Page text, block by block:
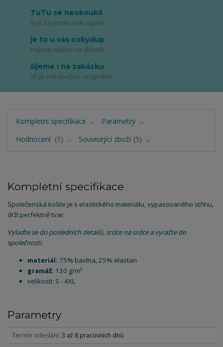
TuTu se neokouká
styl, co jinde nekoupíte
je to u vás cobydup
máme našito na skladě
šijeme i na zakázku
ať je váš soubor originální
Kompletní specifikace
Parametry
Hodnocení
1 Související zboží 5
Kompletní specifikace
Společenská košile je s elastického materiálu, vypasovaného střihu,
drží perfektně tvar.
Vylaďte se do posledních detailů, srdce na srdce a vyražte do
společnosti.
materiál: 75% bavlna, 25% elastan
gramáž: 130 g/m²
velikosti: S - 4XL
Parametry
Termín odeslání 3 až 8 pracovních dnů